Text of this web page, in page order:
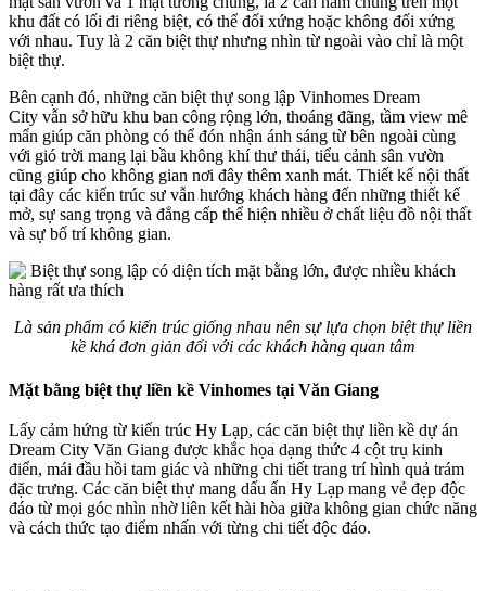
khu đất có lối đi riêng biệt, có thể đối xứng hoặc không đối xứng
với nhau. Tuy là 2 căn biệt thự nhưng nhìn từ ngoài vào chỉ là một
biệt thự.
Bên cạnh đó, những căn biệt thự song lập Vinhomes Dream
City vẫn sở hữu khu ban công rộng lớn, thoáng đãng, tầm view mê
mẩn giúp căn phòng có thể đón nhận ánh sáng từ bên ngoài cùng
với gió trời mang lại bầu không khí thư thái, tiểu cảnh sân vườn
cũng giúp cho không gian nơi đây thêm xanh mát. Thiết kế nội thất
tại đây các kiến trúc sư vẫn hướng khách hàng đến những thiết kế
mở, sự sang trọng và đẳng cấp thể hiện nhiều ở chất liệu đồ nội thất
và sự bố trí không gian.
Là sản phẩm có kiến trúc giống nhau nên sự lựa chọn biệt thự liền
kề khá đơn giản đối với các khách hàng quan tâm
Mặt bằng biệt thự liền kề Vinhomes tại Văn Giang
Lấy cảm hứng từ kiến trúc Hy Lạp, các căn biệt thự liền kề dự án
Dream City Văn Giang được khắc họa dạng thức 4 cột trụ kinh
điển, mái đầu hồi tam giác và những chi tiết trang trí hình quả trám
đặc trưng. Các căn biệt thự mang dấu ấn Hy Lạp mang vẻ đẹp độc
đáo từ mọi góc nhìn nhờ liên kết hài hòa giữa không gian chức năng
và cách thức tạo điểm nhấn với từng chi tiết độc đáo.